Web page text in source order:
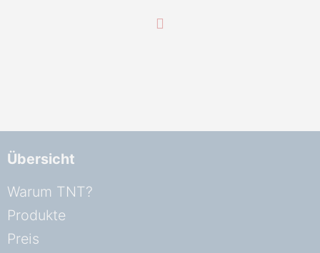
Übersicht
Warum TNT?
Produkte
Preis